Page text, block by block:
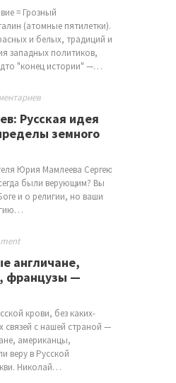
= Грозный
(атомные пятилетки).
и белых, традиций и
западных политиков,
"конец истории" —…
Русская идея
земного
Юрия Мамлеева Сергею
были верующим? Вы
и о религии, но ваши
англичане,
французы —
крови, без каких-
связей с нашей страной —
американцы,
веру в Русской
Николай…